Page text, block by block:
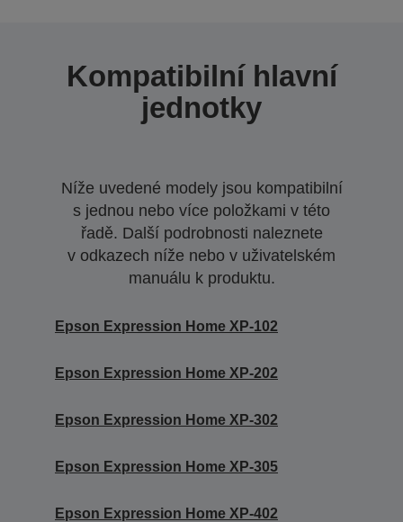
Kompatibilní hlavní
jednotky
Níže uvedené modely jsou kompatibilní
s jednou nebo více položkami v této
řadě. Další podrobnosti naleznete
v odkazech níže nebo v uživatelském
manuálu k produktu.
Epson Expression Home XP-102
Epson Expression Home XP-202
Epson Expression Home XP-302
Epson Expression Home XP-305
Epson Expression Home XP-402